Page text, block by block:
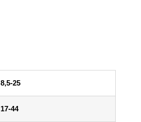
8,5-25
17-44